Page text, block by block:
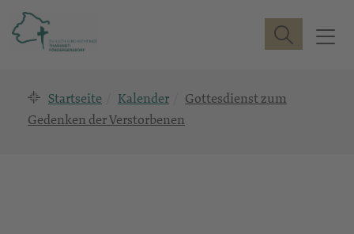
T
Suche
Startseite Kalender
Gottesdienst zum
Gedenken der Verstorbenen